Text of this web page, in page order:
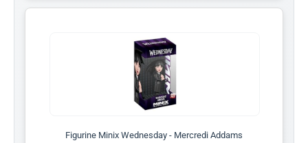
Figurine Minix Wednesday - Mercredi Addams